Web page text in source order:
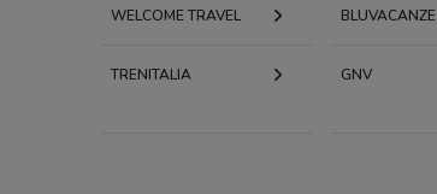
WELCOME TRAVEL BLUVACANZE
TRENITALIA GNV